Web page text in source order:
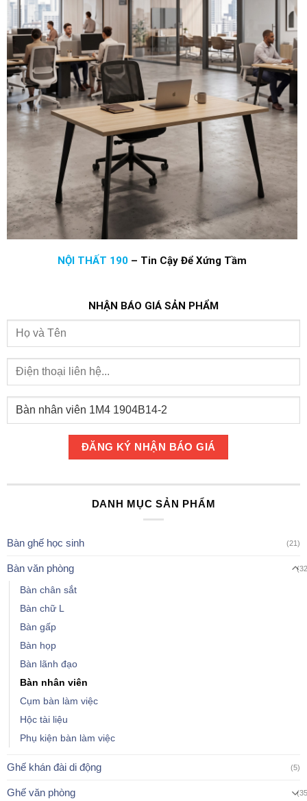
NỘI THẤT 190 – Tin Cậy Để Xứng Tầm
NHẬN BÁO GIÁ SẢN PHẨM
DANH MỤC SẢN PHẨM
Bàn ghế học sinh (21)
Bàn văn phòng
Bàn chân sắt
Bàn chữ L
Bàn gấp
Bàn họp
Bàn lãnh đạo
Bàn nhân viên
Cụm bàn làm việc
Hộc tài liệu
Phụ kiện bàn làm việc
Ghế khán đài di động (5)
Ghế văn phòng